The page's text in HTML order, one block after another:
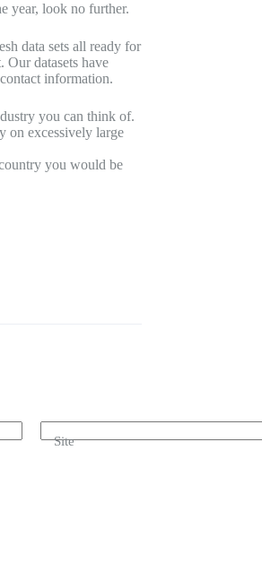
year, look no further.
data sets all ready for
Our datasets have
information.
you can think of.
on excessively large
you would be
Site